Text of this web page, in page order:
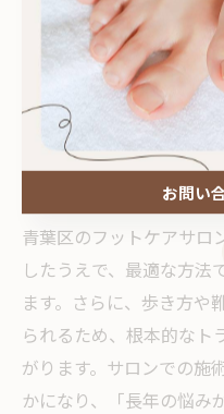
自宅ケアと比較したサ
自宅での角質ケアは手軽
けるプロのフットケアと
があります。自己流のケ
や、見落としがちな足爪
しか解消できない悩みも
青葉区のフットケアサロ
したうえで、最適な方法
ます。さらに、歩き方や
られるため、根本的なト
がります。サロンでの施
かになり、「長年の悩み
お問い
お問い